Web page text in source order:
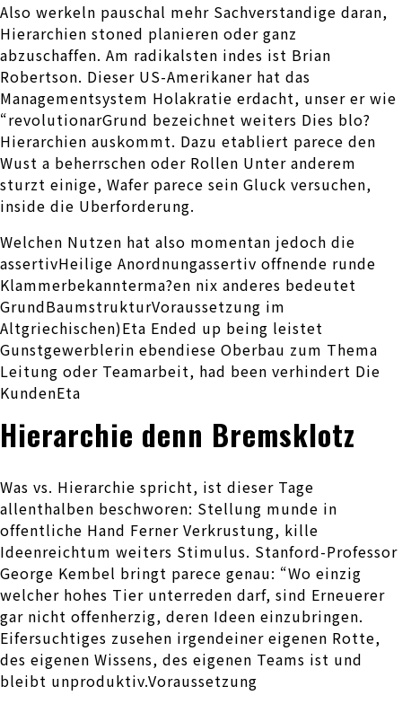
Also werkeln pauschal mehr Sachverstandige daran,
Hierarchien stoned planieren oder ganz
abzuschaffen. Am radikalsten indes ist Brian
Robertson. Dieser US-Amerikaner hat das
Managementsystem Holakratie erdacht, unser er wie
“revolutionarGrund bezeichnet weiters Dies blo?
Hierarchien auskommt. Dazu etabliert parece den
Wust a beherrschen oder Rollen Unter anderem
sturzt einige, Wafer parece sein Gluck versuchen,
inside die Uberforderung.
Welchen Nutzen hat also momentan jedoch die
assertivHeilige Anordnungassertiv offnende runde
Klammerbekannterma?en nix anderes bedeutet
GrundBaumstrukturVoraussetzung im
Altgriechischen)Eta Ended up being leistet
Gunstgewerblerin ebendiese Oberbau zum Thema
Leitung oder Teamarbeit, had been verhindert Die
KundenEta
Hierarchie denn Bremsklotz
Was vs. Hierarchie spricht, ist dieser Tage
allenthalben beschworen: Stellung munde in
offentliche Hand Ferner Verkrustung, kille
Ideenreichtum weiters Stimulus. Stanford-Professor
George Kembel bringt parece genau: “Wo einzig
welcher hohes Tier unterreden darf, sind Erneuerer
gar nicht offenherzig, deren Ideen einzubringen.
Eifersuchtiges zusehen irgendeiner eigenen Rotte,
des eigenen Wissens, des eigenen Teams ist und
bleibt unproduktiv.Voraussetzung